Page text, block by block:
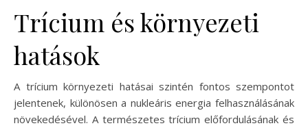
Trícium és környezeti
hatások
A trícium környezeti hatásai szintén fontos szempontot
jelentenek, különösen a nukleáris energia felhasználásának
növekedésével. A természetes trícium előfordulásának és